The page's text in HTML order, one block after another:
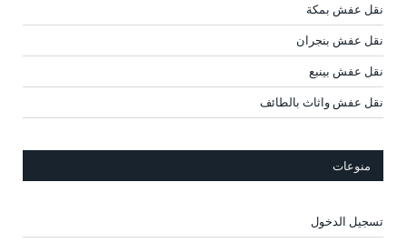
نقل عفش بمكة
نقل عفش بنجران
نقل عفش بينبع
نقل عفش واثاث بالطائف
منوعات
تسجيل الدخول